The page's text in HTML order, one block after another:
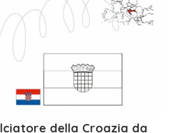
della Croazia da